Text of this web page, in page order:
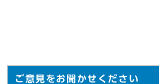
ご意見をお聞かせください